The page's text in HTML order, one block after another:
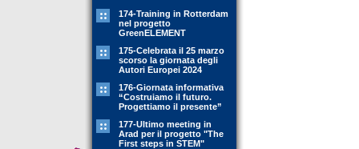
174-Training in Rotterdam
nel progetto
GreenELEMENT
175-Celebrata il 25 marzo
scorso la giornata degli
Autori Europei 2024
176-Giornata informativa
“Costruiamo il futuro.
Progettiamo il presente”
177-Ultimo meeting in
Arad per il progetto "The
First steps in STEM"